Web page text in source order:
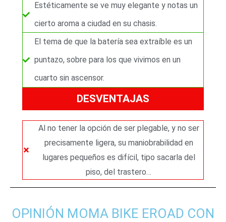
Estéticamente se ve muy elegante y notas un
cierto aroma a ciudad en su chasis.
El tema de que la batería sea extraíble es un
puntazo, sobre para los que vivimos en un
cuarto sin ascensor.
DESVENTAJAS
Al no tener la opción de ser plegable, y no ser
precisamente ligera, su maniobrabilidad en
lugares pequeños es difícil, tipo sacarla del
piso, del trastero…
OPINIÓN MOMA BIKE EROAD CON